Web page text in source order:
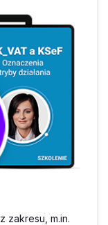
z zakresu, m.in.